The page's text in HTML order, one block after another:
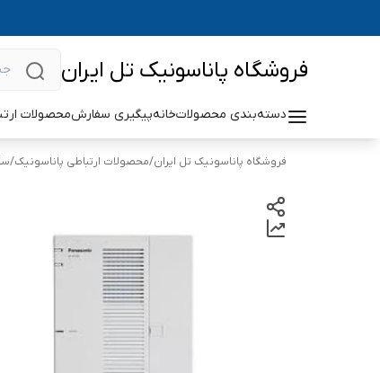
فروشگاه پاناسونیک تل ایران
دسته‌بندی محصولاتخانهپیگیری سفارشمحصولات
فروشگاه پاناسونیک تل ایران/محصولات ارتباطی پاناسونیک/